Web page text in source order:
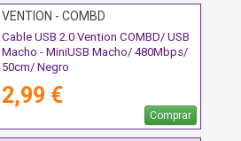
VENTION - COMBD
Cable USB 2.0 Vention COMBD/ USB
Macho - MiniUSB Macho/ 480Mbps/
50cm/ Negro
2,99 €
Comprar